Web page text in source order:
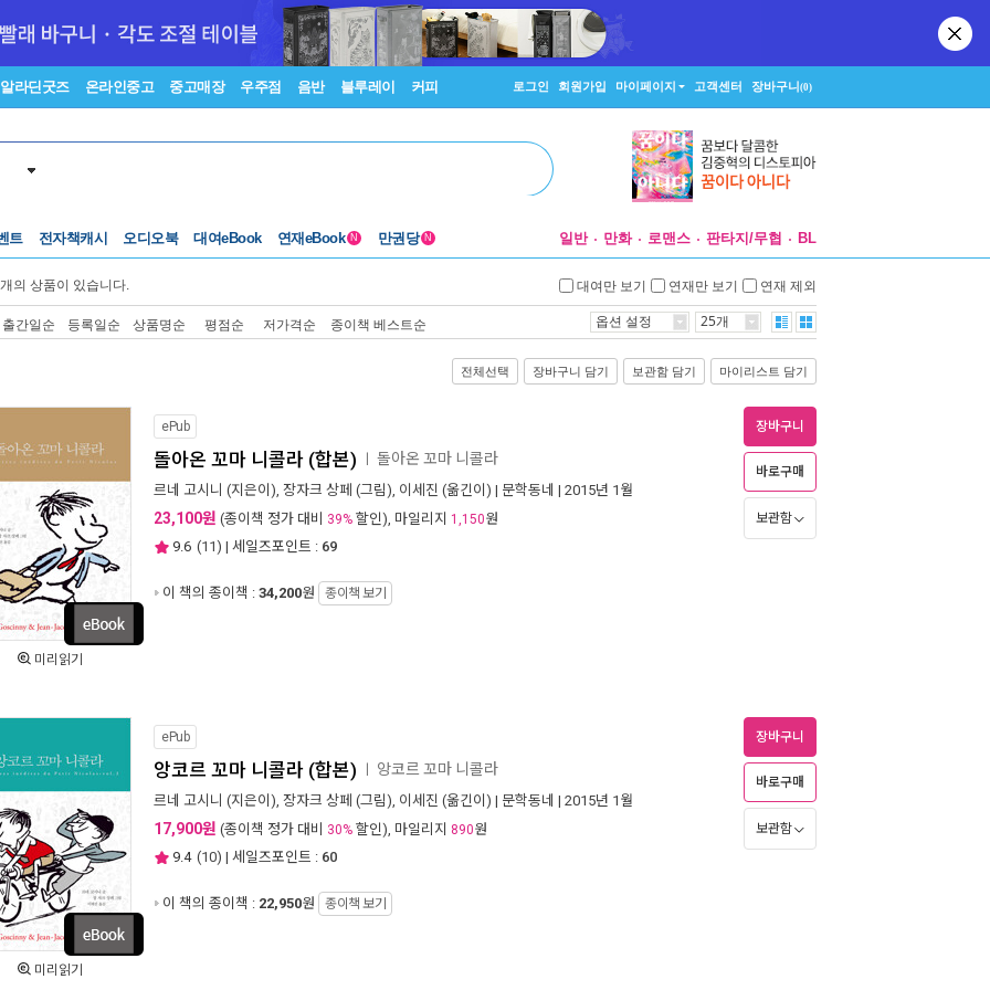
알라딘굿즈 온라인중고 중고매장 우주점 음반 블루레이 커피 로그인 회원가입 마이페이지 고객센터 장바구니(0)
트 전자책캐시 오디오북 대여eBook 연재eBook N 만권당 N 일반 만화 로맨스 판타지/무협 BL
개의 상품이 있습니다. 대여만 보기 연재만 보기 연재 제외
출간일순 등록일순 상품명순 평점순 저가격순 종이책 베스트순 옵션 설정 25개
전체선택 장바구니 담기 보관함 담기 마이리스트 담기
미리읽기
ePub
돌아온 꼬마 니콜라 (합본) 돌아온 꼬마 니콜라
르네 고시니 (지은이), 장자크 상페 (그림), 이세진 (옮긴이) | 문학동네 | 2015년 1월
23,100원 (종이책 정가 대비 39% 할인), 마일리지 1,150원
9.6 (11) | 세일즈포인트 : 69
이 책의 종이책 : 34,200원 종이책 보기
장바구니
바로구매
보관함
미리읽기
ePub
앙코르 꼬마 니콜라 (합본) 앙코르 꼬마 니콜라
르네 고시니 (지은이), 장자크 상페 (그림), 이세진 (옮긴이) | 문학동네 | 2015년 1월
17,900원 (종이책 정가 대비 30% 할인), 마일리지 890원
9.4 (10) | 세일즈포인트 : 60
이 책의 종이책 : 22,950원 종이책 보기
장바구니
바로구매
보관함